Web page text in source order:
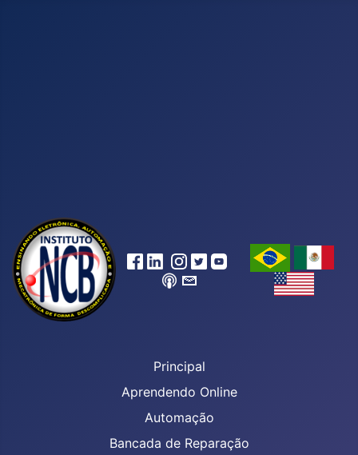
Principal
Aprendendo Online
Automação
Bancada de Reparação